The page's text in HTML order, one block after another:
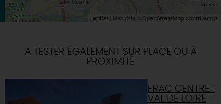
Leaflet | Map data © OpenStreetMap contributors
A TESTER ÉGALEMENT SUR PLACE OU À
PROXIMITÉ
FRAC CENTRE-
VAL DE LOIRE